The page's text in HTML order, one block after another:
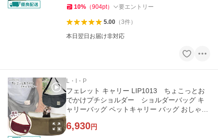
10% （904pt） 要エントリー
5.00（3件）
本日翌日お届け非対応
L・I・P
フェレット キャリー LIP1013 ちょこっとお
でかけプチショルダー ショルダーバッグ キ
ャリーバッグ ペットキャリー バッグ おしゃれ
6,930円